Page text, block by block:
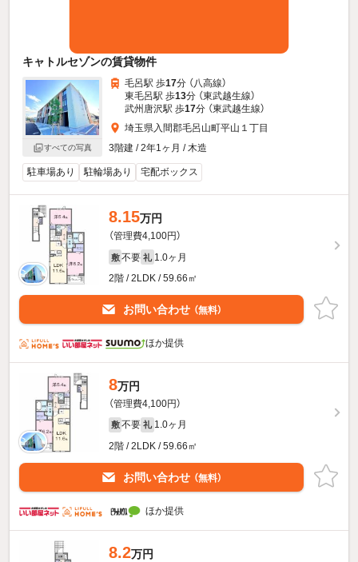
キャトルセゾンの賃貸物件
すべての写真
毛呂駅 歩17分 （八高線）
東毛呂駅 歩13分 （東武越生線）
武州唐沢駅 歩17分 （東武越生線）
埼玉県入間郡毛呂山町平山１丁目
3階建 / 2年1ヶ月 / 木造
駐車場あり 駐輪場あり 宅配ボックス
8.15万円
（管理費4,100円）
敷 不要 礼 1.0ヶ月
2階 / 2LDK / 59.66㎡
お問い合わせ （無料）
ほか提供
8万円
（管理費4,100円）
敷 不要 礼 1.0ヶ月
2階 / 2LDK / 59.66㎡
お問い合わせ （無料）
ほか提供
8.2万円